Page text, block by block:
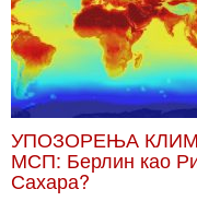
УПОЗОРЕЊА
МСП: Берлин као
Сахара?